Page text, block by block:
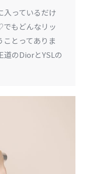
入っているだけ
もどんなリッ
ことってありま
道のDiorとYSLの